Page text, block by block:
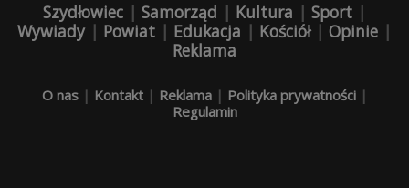
Szydłowiec | Samorząd | Kultura | Sport |
Wywiady| Powiat | Edukacja | Kościół| Opinie |
Reklama
O nas| Kontakt| Reklama| Polityka prywatności|
Regulamin